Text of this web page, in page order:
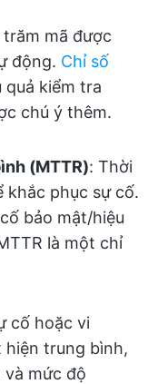
trăm mã được
động. Chỉ số
quả kiểm tra
chú ý thêm.
(MTTR): Thời
khắc phục sự cố.
bảo mật/hiệu
là một chỉ
cố hoặc vi
hiện trung bình,
mức độ